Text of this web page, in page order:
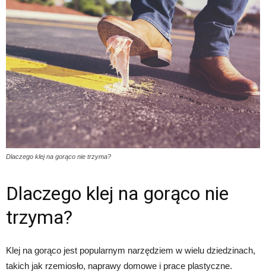
Dlaczego klej na gorąco nie trzyma?
Dlaczego klej na gorąco nie
trzyma?
Klej na gorąco jest popularnym narzędziem w wielu dziedzinach,
takich jak rzemiosło, naprawy domowe i prace plastyczne.